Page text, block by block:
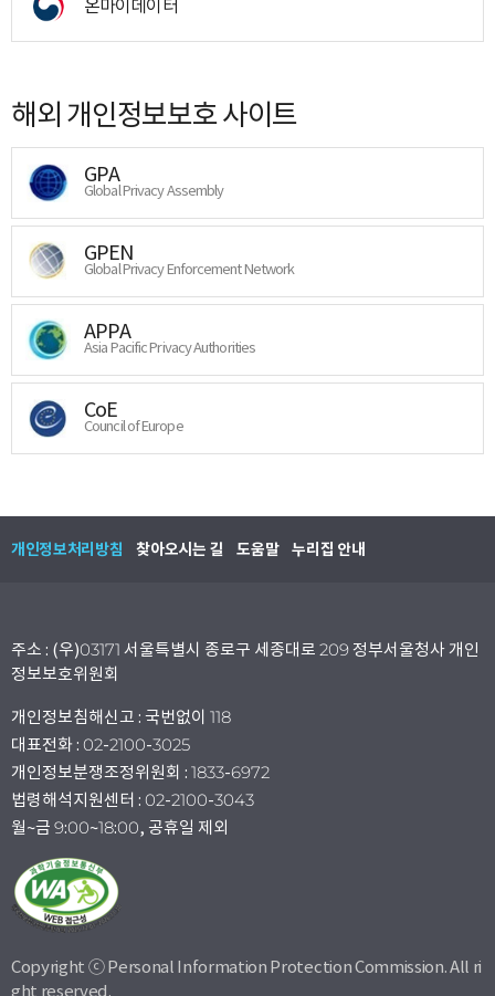
온마이데이터
해외 개인정보보호 사이트
GPA
Global Privacy Assembly
GPEN
Global Privacy Enforcement Network
APPA
Asia Pacific Privacy Authorities
CoE
Council of Europe
개인정보처리방침 찾아오시는 길 도움말 누리집 안내
주소 : (우)03171 서울특별시 종로구 세종대로 209 정부서울청사 개인
정보보호위원회
개인정보침해신고 : 국번없이 118
대표전화 : 02-2100-3025
개인정보분쟁조정위원회 : 1833-6972
법령해석지원센터 : 02-2100-3043
월~금 9:00~18:00, 공휴일 제외
Copyright ⓒ Personal Information Protection Commission. All ri
ght reserved.